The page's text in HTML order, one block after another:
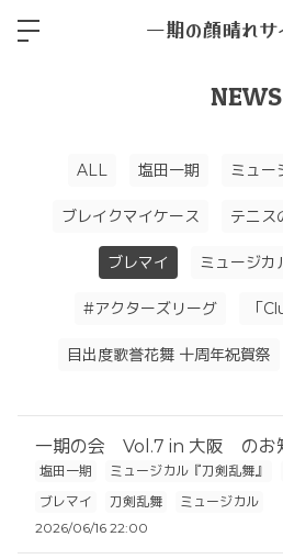
一期の顔晴れ
NEWS
ALL 塩田一期 ミュー
ブレイクマイケース テニス
ブレマイ ミュージカ
#アクターズリーグ 「
目出度歌誉花舞 十周年祝賀祭
一期の会 Vol.7 in 大阪 のお
塩田一期 ミュージカル『刀剣乱舞』
ブレマイ
刀剣乱舞
ミュージカル
2026/06/16 22:00